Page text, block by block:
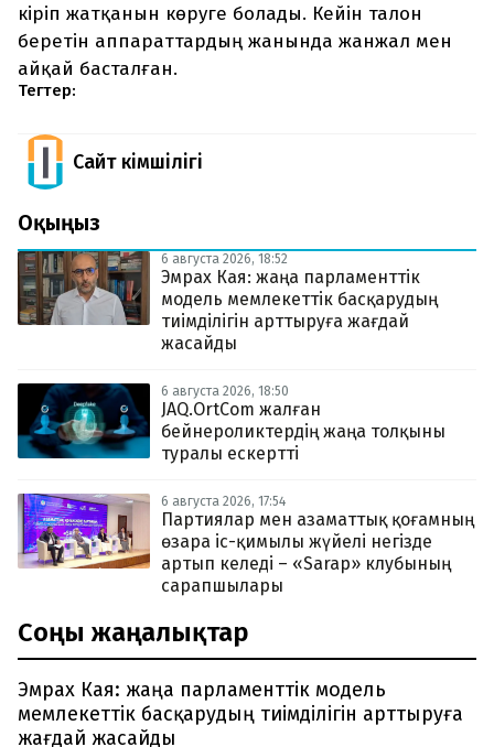
кіріп жатқанын көруге болады. Кейін талон
беретін аппараттардың жанында жанжал мен
айқай басталған.
Тегтер:
Сайт Әкімшілігі
Оқыңыз
6 августа 2026, 18:52
Эмрах Кая: жаңа парламенттік
модель мемлекеттік басқарудың
тиімділігін арттыруға жағдай
жасайды
6 августа 2026, 18:50
JAQ.OrtCom жалған
бейнероликтердің жаңа толқыны
туралы ескертті
6 августа 2026, 17:54
Партиялар мен азаматтық қоғамның
өзара іс-қимылы жүйелі негізде
артып келеді – «Sarap» клубының
сарапшылары
Соңғы жаңалықтар
Эмрах Кая: жаңа парламенттік модель
мемлекеттік басқарудың тиімділігін арттыруға
жағдай жасайды